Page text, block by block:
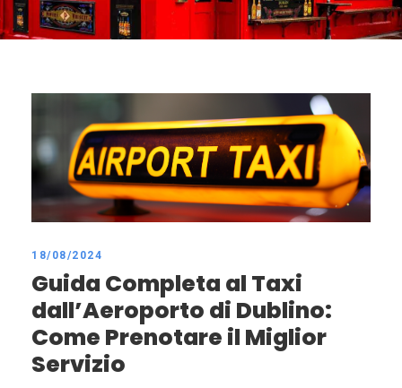
18/08/2024
Guida Completa al Taxi
dall’Aeroporto di Dublino:
Come Prenotare il Miglior
Servizio